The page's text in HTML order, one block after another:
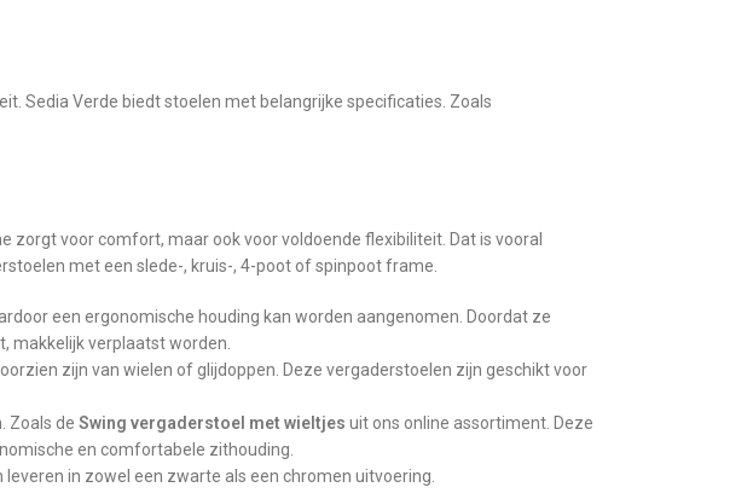
Sedia Verde biedt stoelen met belangrijke specificaties. Zoals
voor comfort, maar ook voor voldoende flexibiliteit. Dat is vooral
met een slede-, kruis-, 4-poot of spinpoot frame.
een ergonomische houding kan worden aangenomen. Doordat ze
makkelijk verplaatst worden.
zijn van wielen of glijdoppen. Deze vergaderstoelen zijn geschikt voor
Zoals de Swing vergaderstoel met wieltjes uit ons online assortiment. Deze
en comfortabele zithouding.
in zowel een zwarte als een chromen uitvoering.